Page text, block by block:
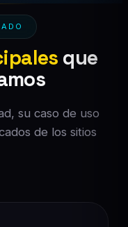
que
su caso de uso
de los sitios